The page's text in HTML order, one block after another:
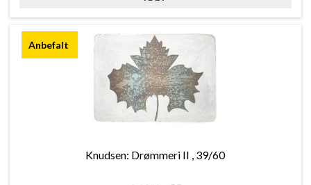
Knudsen: Drømmeri II , 39/60